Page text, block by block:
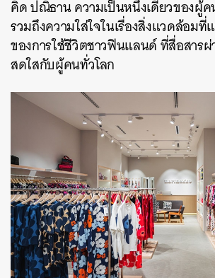
คิด ปณิธาน ความเป็นหนึ่งเดียวของผู้
รวมถึงความใส่ใจในเรื่องสิ่งแวดล้อม
ของการใช้ชีวิตชาวฟินแลนด์ ที่สื่อสาร
สดใสกับผู้คนทั่วโลก